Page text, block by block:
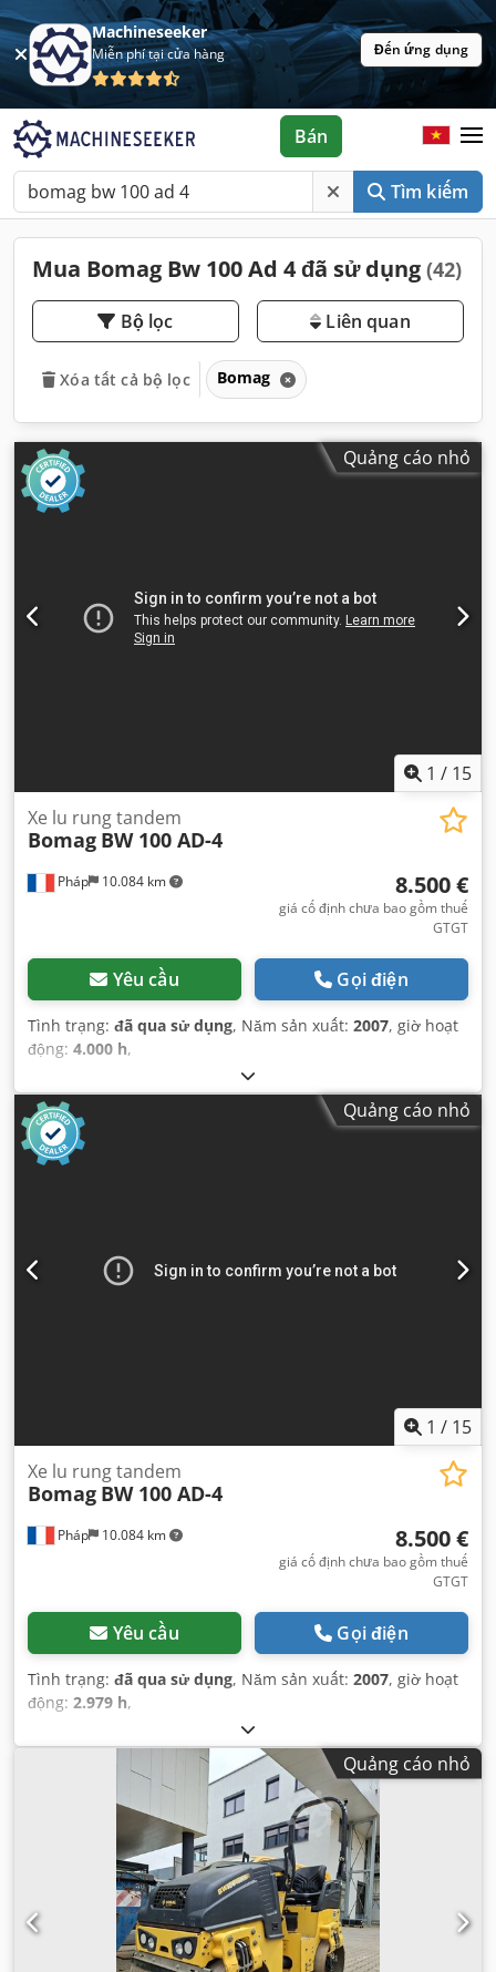
Machineseeker
Miễn phí tại cửa hàng Đến ứng dụng
Tìm kiếm
Bán
Mua Bomag Bw 100 Ad 4 đã sử dụng (42)
Bộ lọc Liên quan
Xóa tất cả bộ lọc Bomag
Quảng cáo nhỏ
1 / 15
Pháp 10.084 km
Xe lu rung tandem
Bomag BW 100 AD-4
8.500 €
giá cố định chưa bao gồm thuế
GTGT
Yêu cầu Gọi điện
Tình trạng: đã qua sử dụng, Năm sản xuất: 2007, giờ hoạt
động: 4.000 h,
Quảng cáo nhỏ
1 / 15
Pháp 10.084 km
Xe lu rung tandem
Bomag BW 100 AD-4
8.500 €
giá cố định chưa bao gồm thuế
GTGT
Yêu cầu Gọi điện
Tình trạng: đã qua sử dụng, Năm sản xuất: 2007, giờ hoạt
động: 2.979 h,
Quảng cáo nhỏ